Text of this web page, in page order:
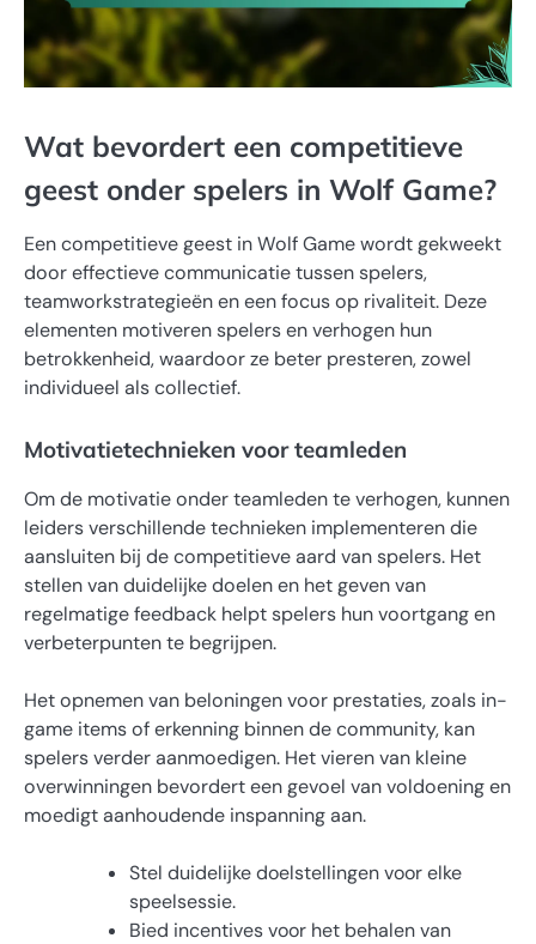
Wat bevordert een competitieve
geest onder spelers in Wolf Game?
Een competitieve geest in Wolf Game wordt gekweekt
door effectieve communicatie tussen spelers,
teamworkstrategieën en een focus op rivaliteit. Deze
elementen motiveren spelers en verhogen hun
betrokkenheid, waardoor ze beter presteren, zowel
individueel als collectief.
Motivatietechnieken voor teamleden
Om de motivatie onder teamleden te verhogen, kunnen
leiders verschillende technieken implementeren die
aansluiten bij de competitieve aard van spelers. Het
stellen van duidelijke doelen en het geven van
regelmatige feedback helpt spelers hun voortgang en
verbeterpunten te begrijpen.
Het opnemen van beloningen voor prestaties, zoals in-
game items of erkenning binnen de community, kan
spelers verder aanmoedigen. Het vieren van kleine
overwinningen bevordert een gevoel van voldoening en
moedigt aanhoudende inspanning aan.
Stel duidelijke doelstellingen voor elke
speelsessie.
Bied incentives voor het behalen van